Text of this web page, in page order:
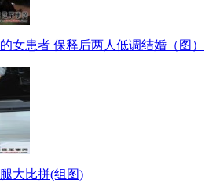
女患者 保释后两人低调结婚（图）
大比拼(组图)